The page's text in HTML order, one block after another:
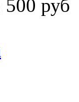
500 руб